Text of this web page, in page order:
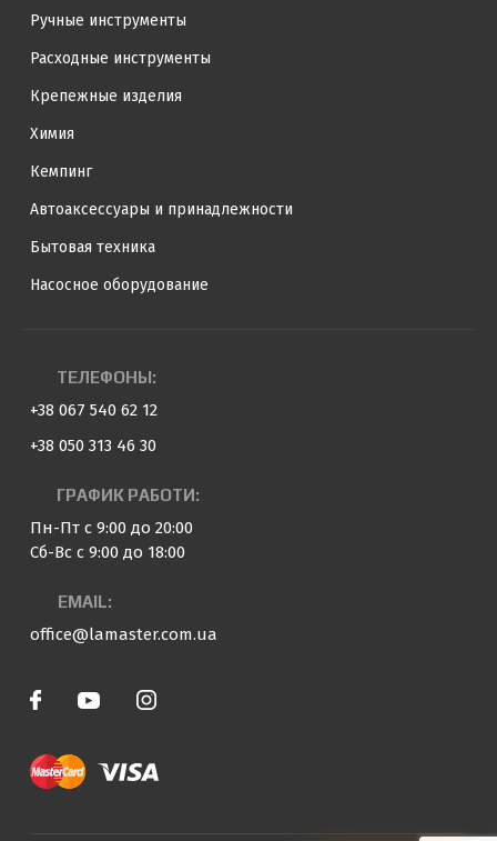
Ручные инструменты
Расходные инструменты
Крепежные изделия
Химия
Кемпинг
Автоаксессуары и принадлежности
Бытовая техника
Насосное оборудование
ТЕЛЕФОНЫ:
+38 067 540 62 12
+38 050 313 46 30
ГРАФИК РАБОТИ:
Пн-Пт с 9:00 до 20:00
Сб-Вс с 9:00 до 18:00
EMAIL:
office@lamaster.com.ua